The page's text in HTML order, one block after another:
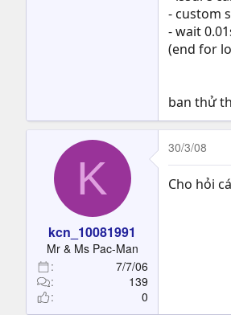
- custom
- wait
(end for
ban thử
K
kcn_10081991
Mr & Ms Pac-Man
7/7/06
139
0
30/3/08
Cho hỏi